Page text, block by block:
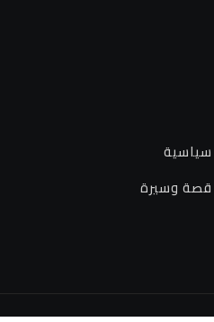
سياسية
قصة وسيرة